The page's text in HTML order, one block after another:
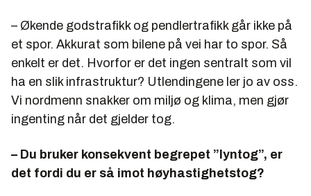
– Økende godstrafikk og pendlertrafikk går ikke på
et spor. Akkurat som bilene på vei har to spor. Så
enkelt er det. Hvorfor er det ingen sentralt som vil
ha en slik infrastruktur? Utlendingene ler jo av oss.
Vi nordmenn snakker om miljø og klima, men gjør
ingenting når det gjelder tog.
– Du bruker konsekvent begrepet ”lyntog”, er
det fordi du er så imot høyhastighetstog?